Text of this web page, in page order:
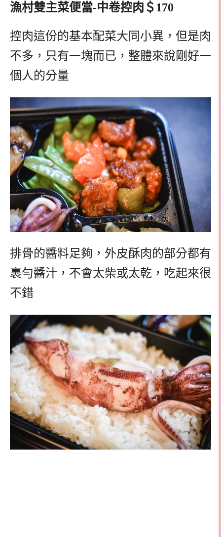
漁村雙主菜便當-中卷控肉＄170
控肉這份的基本配菜大同小異，但是肉
不多，只有一塊而已，整體來說剛好一
個人的分量
排骨的醬料足夠，外皮酥肉的部分都有
裹勻醬汁，不會太柴或太乾，吃起來很
不錯